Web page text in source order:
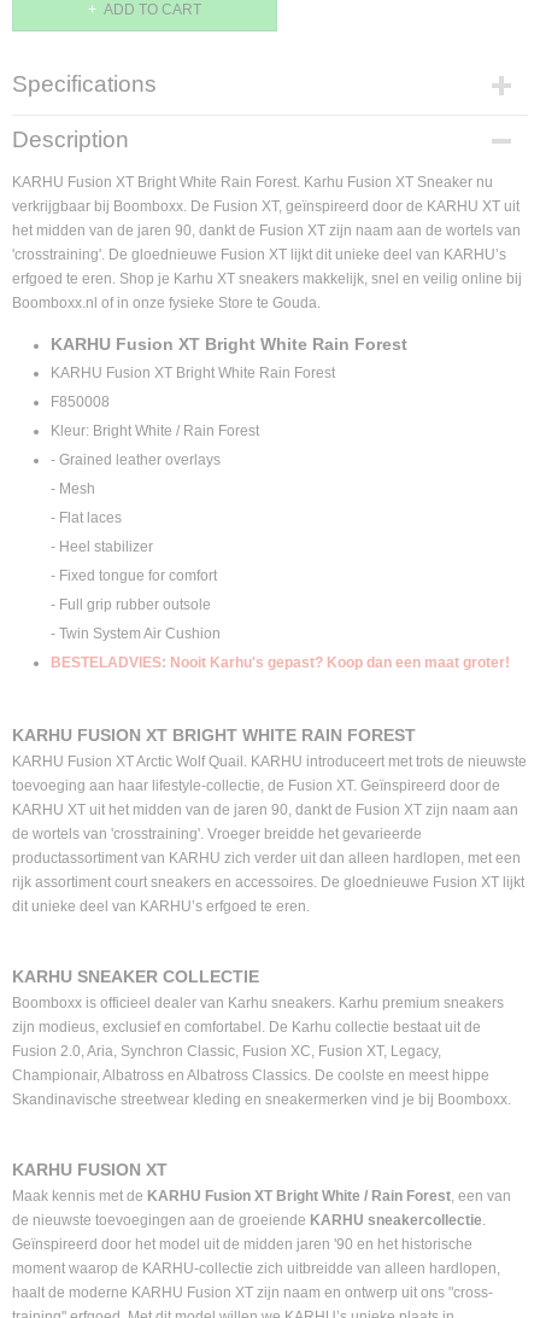
ADD TO CART
Specifications
Product code
F850008-38
Supplier product code
F850008
Description
KARHU Fusion XT Bright White Rain Forest. Karhu Fusion XT Sneaker nu
verkrijgbaar bij Boomboxx. De Fusion XT, geïnspireerd door de KARHU XT uit
het midden van de jaren 90, dankt de Fusion XT zijn naam aan de wortels van
'crosstraining'. De gloednieuwe Fusion XT lijkt dit unieke deel van KARHU’s
erfgoed te eren. Shop je Karhu XT sneakers makkelijk, snel en veilig online bij
Boomboxx.nl of in onze fysieke Store te Gouda.
KARHU Fusion XT Bright White Rain Forest
KARHU Fusion XT Bright White Rain Forest
F850008
Kleur: Bright White / Rain Forest
- Grained leather overlays
- Mesh
- Flat laces
- Heel stabilizer
- Fixed tongue for comfort
- Full grip rubber outsole
- Twin System Air Cushion
BESTELADVIES: Nooit Karhu's gepast? Koop dan een maat groter!
KARHU FUSION XT BRIGHT WHITE RAIN FOREST
KARHU Fusion XT Arctic Wolf Quail. KARHU introduceert met trots de nieuwste
toevoeging aan haar lifestyle-collectie, de Fusion XT. Geïnspireerd door de
KARHU XT uit het midden van de jaren 90, dankt de Fusion XT zijn naam aan
de wortels van 'crosstraining'. Vroeger breidde het gevarieerde
productassortiment van KARHU zich verder uit dan alleen hardlopen, met een
rijk assortiment court sneakers en accessoires. De gloednieuwe Fusion XT lijkt
dit unieke deel van KARHU’s erfgoed te eren.
KARHU SNEAKER COLLECTIE
Boomboxx is officieel dealer van Karhu sneakers. Karhu premium sneakers
zijn modieus, exclusief en comfortabel. De Karhu collectie bestaat uit de
Fusion 2.0, Aria, Synchron Classic, Fusion XC, Fusion XT, Legacy,
Championair, Albatross en Albatross Classics. De coolste en meest hippe
Skandinavische streetwear kleding en sneakermerken vind je bij Boomboxx.
KARHU FUSION XT
Maak kennis met de KARHU Fusion XT Bright White / Rain Forest, een van
de nieuwste toevoegingen aan de groeiende KARHU sneakercollectie.
Geïnspireerd door het model uit de midden jaren '90 en het historische
moment waarop de KARHU-collectie zich uitbreidde van alleen hardlopen,
haalt de moderne KARHU Fusion XT zijn naam en ontwerp uit ons "cross-